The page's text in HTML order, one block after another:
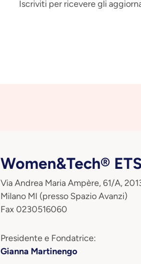
Iscriviti per ricevere gli
Women&Tech® ETS
Via Andrea Maria Ampère, 61/A,
Milano MI (presso Spazio Avanzi)
Fax 0230516060
Presidente e Fondatrice:
Gianna Martinengo